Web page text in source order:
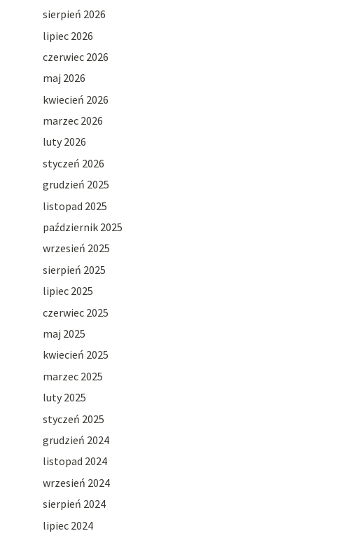
sierpień 2026
lipiec 2026
czerwiec 2026
maj 2026
kwiecień 2026
marzec 2026
luty 2026
styczeń 2026
grudzień 2025
listopad 2025
październik 2025
wrzesień 2025
sierpień 2025
lipiec 2025
czerwiec 2025
maj 2025
kwiecień 2025
marzec 2025
luty 2025
styczeń 2025
grudzień 2024
listopad 2024
wrzesień 2024
sierpień 2024
lipiec 2024